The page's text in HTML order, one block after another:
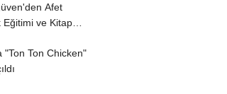
Afet
Eğitimi ve Kitap
"Ton Ton Chicken"